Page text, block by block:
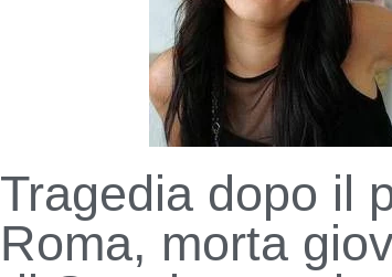
Tragedia dopo il
Roma, morta